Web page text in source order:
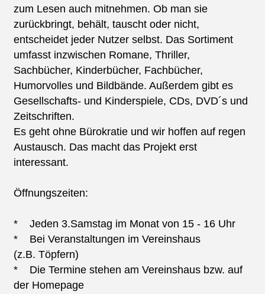
zum Lesen auch mitnehmen. Ob man sie
zurückbringt, behält, tauscht oder nicht,
entscheidet jeder Nutzer selbst. Das Sortiment
umfasst inzwischen Romane, Thriller,
Sachbücher, Kinderbücher, Fachbücher,
Humorvolles und Bildbände. Außerdem gibt es
Gesellschafts- und Kinderspiele, CDs, DVD´s und
Zeitschriften.
Es geht ohne Bürokratie und wir hoffen auf regen
Austausch. Das macht das Projekt erst
interessant.
Öffnungszeiten:
* Jeden 3.Samstag im Monat von 15 - 16 Uhr
* Bei Veranstaltungen im Vereinshaus
(z.B. Töpfern)
* Die Termine stehen am Vereinshaus bzw. auf
der Homepage